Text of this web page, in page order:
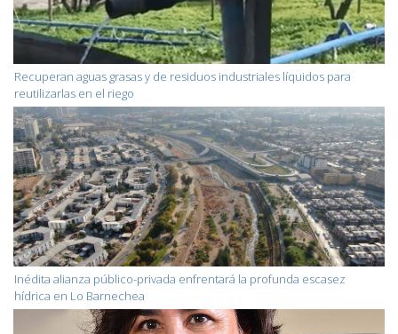
Recuperan aguas grasas y de residuos industriales líquidos para
reutilizarlas en el riego
Inédita alianza público-privada enfrentará la profunda escasez
hídrica en Lo Barnechea